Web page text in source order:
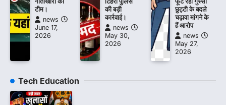
टीम।
news
June 17,
2026
की बड़ी
कार्रवाई।
news
May 30,
2026
छुट्टी के बदले
चढ़ावा मांगने के
हैं आरोप
news
May 27,
2026
Tech Education